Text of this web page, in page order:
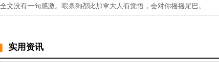
全文没有一句感激。喂条狗都比加拿大人有觉悟，会对你摇摇尾巴。
实用资讯